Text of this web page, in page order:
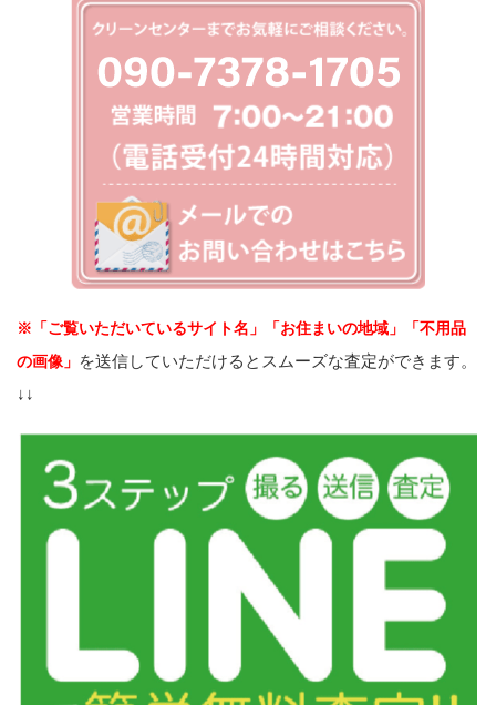
※「ご覧いただいているサイト名」「お住まいの地域」「不用品
の画像」 を送信していただけるとスムーズな査定ができます。
↓↓